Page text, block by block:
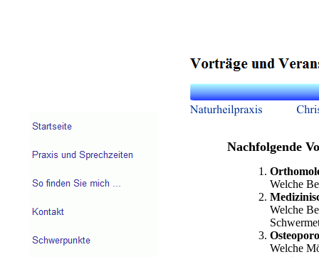
Nachfolgende
Welche
Welche
Welche